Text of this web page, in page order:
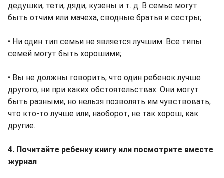
дедушки, тети, дяди, кузены и т. д. В семье могут
быть отчим или мачеха, сводные братья и сестры;
• Ни один тип семьи не является лучшим. Все типы
семей могут быть хорошими;
• Вы не должны говорить, что один ребенок лучше
другого, ни при каких обстоятельствах. Они могут
быть разными, но нельзя позволять им чувствовать,
что кто-то лучше или, наоборот, не так хорош, как
другие.
4. Почитайте ребенку книгу или посмотрите вместе
журнал